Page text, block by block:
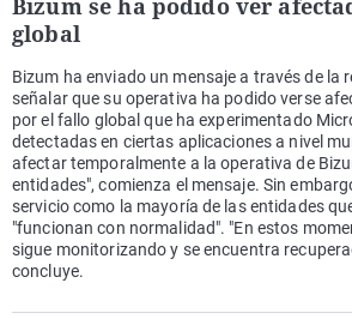
Bizum se ha podido ver
global
Bizum ha enviado un mensaje a través de la
señalar que su operativa ha podido verse
por el fallo global que ha experimentado
detectadas en ciertas aplicaciones a nivel
afectar temporalmente a la operativa de
entidades", comienza el mensaje. Sin
servicio como la mayoría de las entidades
"funcionan con normalidad". "En estos
sigue monitorizando y se encuentra
concluye.